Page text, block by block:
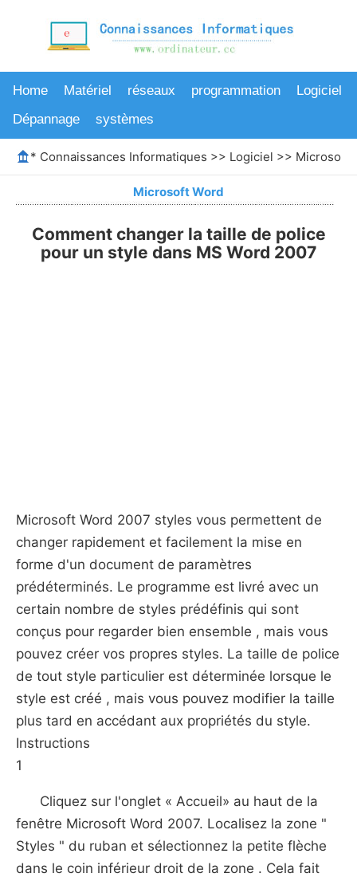
Home Matériel réseaux programmation
Logiciel
Dépannage
systèmes
* Connaissances Informatiques >> Logiciel >> Microsoft
Microsoft Word
Comment changer la taille de police
pour un style dans MS Word 2007
Microsoft Word 2007 styles vous permettent de
changer rapidement et facilement la mise en
forme d'un document de paramètres
prédéterminés. Le programme est livré avec un
certain nombre de styles prédéfinis qui sont
conçus pour regarder bien ensemble , mais vous
pouvez créer vos propres styles. La taille de police
de tout style particulier est déterminée lorsque le
style est créé , mais vous pouvez modifier la taille
plus tard en accédant aux propriétés du style.
Instructions
1
Cliquez sur l'onglet « Accueil» au haut de la
fenêtre Microsoft Word 2007. Localisez la zone "
Styles " du ruban et sélectionnez la petite flèche
dans le coin inférieur droit de la zone . Cela fait